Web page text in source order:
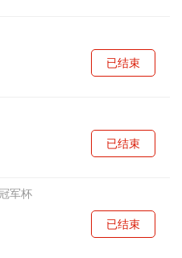
已结束
已结束
军杯
库森U17
已结束